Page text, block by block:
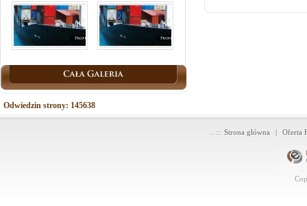
Odwiedzin strony: 145638
...::: Strona główna | Oferta